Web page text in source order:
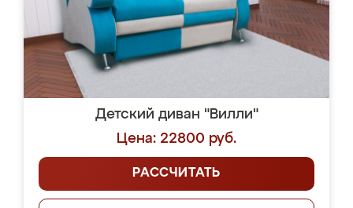
Детский диван "Вилли"
Цена: 22800 руб.
РАССЧИТАТЬ